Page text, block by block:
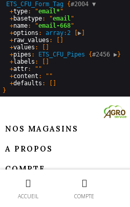
ACCUEIL COMPTE
ETS_CFU_Form_Tag {#2004 ▼
  +
type: "email*"
  +
basetype: "email"
  +
name: "email-668"
  +
options : array:2 ▶
  +
raw_values : []
  +
values : []
  +
pipes : ETS_CFU_Pipes {#2456 ▶}
  +
labels : []
  +
attr: ""
  +
content : ""
  +
defaults
NOS MAGASINS
A PROPOS
COMPTE
TEMPS D’OUVERTURE